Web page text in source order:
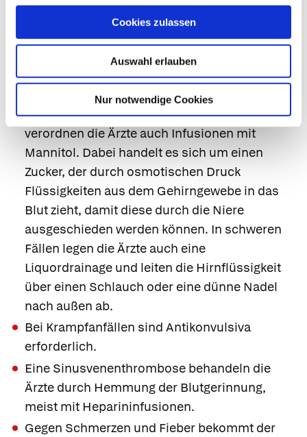
Cookies zulassen
Auswahl erlauben
Nur notwendige Cookies
Überwachung auf der Intensivstation oder in
einer neurologischen Abteilung. Besonderes
Augenmerk liegt darauf, ob sich Komplikationen
Vorbeugend gegen erhöhten Hirndruck hilft die
Oberkörperhochlagerung. Manchmal
verordnen die Ärzte auch Infusionen mit
Mannitol. Dabei handelt es sich um einen
Zucker, der durch osmotischen Druck
Flüssigkeiten aus dem Gehirngewebe in das
Blut zieht, damit diese durch die Niere
ausgeschieden werden können. In schweren
Fällen legen die Ärzte auch eine
Liquordrainage und leiten die Hirnflüssigkeit
über einen Schlauch oder eine dünne Nadel
nach außen ab.
Bei Krampfanfällen sind Antikonvulsiva
erforderlich.
Eine Sinusvenenthrombose behandeln die
Ärzte durch Hemmung der Blutgerinnung,
meist mit Heparininfusionen.
Gegen Schmerzen und Fieber bekommt der